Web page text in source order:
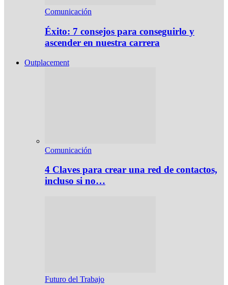
Comunicación
Éxito: 7 consejos para conseguirlo y
ascender en nuestra carrera
Outplacement
Comunicación
4 Claves para crear una red de contactos,
incluso si no…
Futuro del Trabajo